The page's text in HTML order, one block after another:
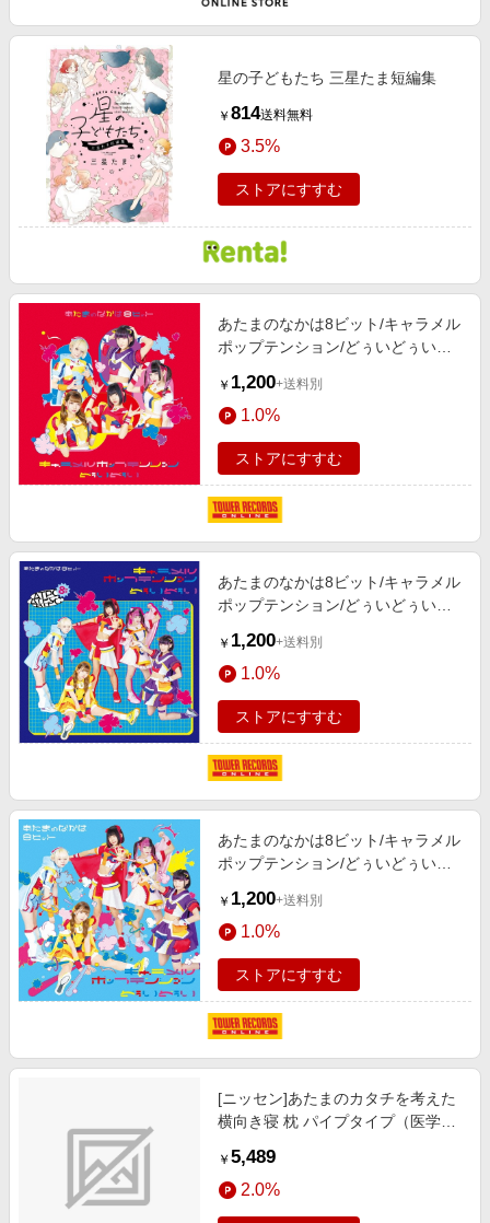
星の子どもたち 三星たま短編集
￥ 814送料無料
3.5%
ストアにすすむ
あたまのなかは8ビット/キャラメル
ポップテンション/どぅいどぅい＜
￥ 1,200+送料別
1.0%
ストアにすすむ
あたまのなかは8ビット/キャラメル
ポップテンション/どぅいどぅい＜
￥ 1,200+送料別
1.0%
ストアにすすむ
あたまのなかは8ビット/キャラメル
ポップテンション/どぅいどぅい＜
￥ 1,200+送料別
1.0%
ストアにすすむ
[ニッセン]あたまのカタチを考えた
横向き寝 枕 パイプタイプ（医学博
寝具 / 枕/ブルー系
￥ 5,489
2.0%